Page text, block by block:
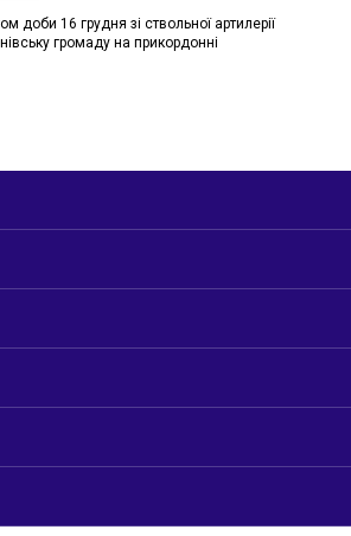
доби 16 грудня зі ствольної артилерії
громаду на прикордонні